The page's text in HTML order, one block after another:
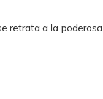
retrata a la poderosa